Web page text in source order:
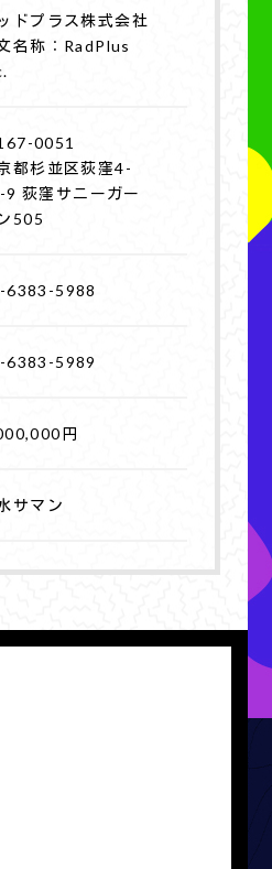
ドプラス株式会社
名称：RadPlus
0051
都杉並区荻窪4-
9 荻窪サニーガー
505
6383-5988
6383-5989
円
サマン